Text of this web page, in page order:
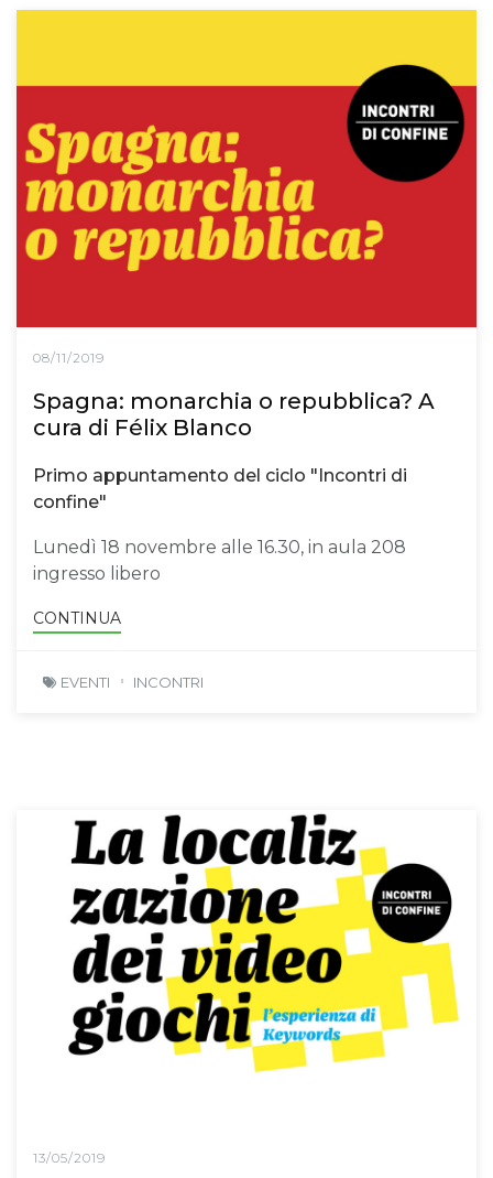
08/11/2019
Spagna: monarchia o repubblica? A
cura di Félix Blanco
Primo appuntamento del ciclo "Incontri di
confine"
Lunedì 18 novembre alle 16.30, in aula 208
ingresso libero
CONTINUA
EVENTI INCONTRI
13/05/2019